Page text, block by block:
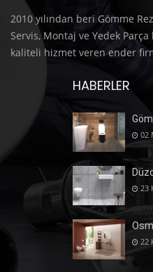
2010 yılından beri Gömme
Servis, Montaj ve Yedek
kaliteli hizmet veren ender
HABERLER
02
23
22